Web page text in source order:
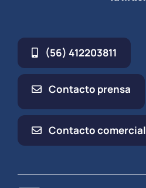
(56) 412203811
Contacto prensa
Contacto comercial